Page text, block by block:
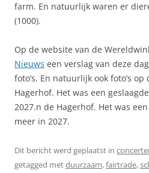
farm. En natuurlijk waren er
(1000).
Op de website van de
Nieuws een verslag van deze
foto’s. En natuurlijk ook foto’s
Hagerhof. Het was een
2027.n de Hagerhof. Het was
meer in 2027.
Dit bericht werd geplaatst in
getagged metduurzaam,fairtrade,